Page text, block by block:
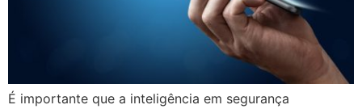
É importante que a inteligência em segurança